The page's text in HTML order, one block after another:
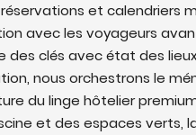
et calendriers
avec les voyageurs
des clés avec état des
nous orchestrons le
du linge hôtelier
et des espaces verts,